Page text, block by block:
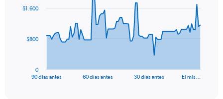
data
The
90 días antes 60 días antes 30 días antes El mis…
0
$800
$1.600